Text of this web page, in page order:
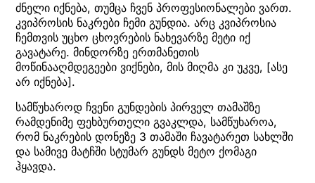
ძნელი იქნება, თუმცა ჩვენ პროფესიონალები ვართ.
კვიპროსის ნაკრები ჩემი გუნდია. არც კვიპროსია
ჩემთვის უცხო ცხოვრების ნახევარზე მეტი იქ
გავატარე. მინდორზე ერთმანეთის
მოწინააღმდეგეები ვიქნები, მის მიღმა კი უკვე, [ასე
არ იქნება].
სამწუხაროდ ჩვენი გუნდების პირველ თამაშზე
რამდენიმე ფეხბურთელი გვაკლდა, სამწუხაროა,
რომ ნაკრების დონეზე 3 თამაში ჩავატარეთ სახლში
და სამივე მატჩში სტუმარ გუნდს მეტო ქომაგი
ჰყავდა.